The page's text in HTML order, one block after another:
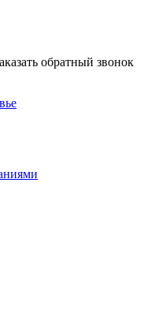
обратный звонок